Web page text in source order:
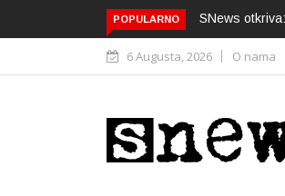
POPULARNO SNews
6 Augusta, 2026 O nama